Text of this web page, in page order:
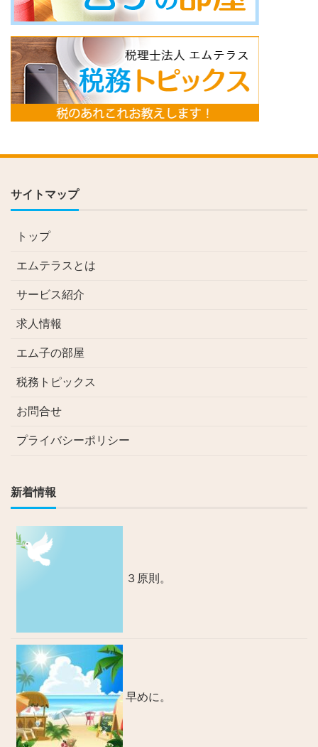
サイトマップ
トップ
エムテラスとは
サービス紹介
求人情報
エム子の部屋
税務トピックス
お問合せ
プライバシーポリシー
新着情報
３原則。
早めに。